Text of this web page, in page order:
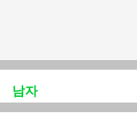
남자